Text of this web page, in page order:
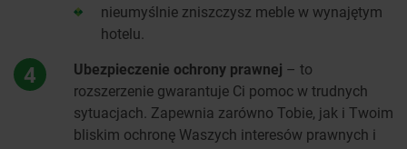
nieumyślnie zniszczysz meble w wynajętym
hotelu.
4 Ubezpieczenie ochrony prawnej – to
rozszerzenie gwarantuje Ci pomoc w trudnych
sytuacjach. Zapewnia zarówno Tobie, jak i Twoim
bliskim ochronę Waszych interesów prawnych i